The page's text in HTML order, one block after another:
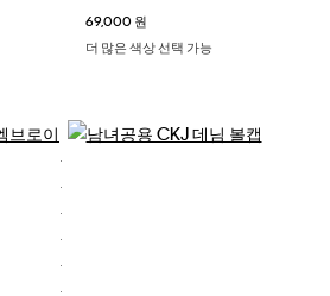
69,000 원
더 많은 색상 선택 가능